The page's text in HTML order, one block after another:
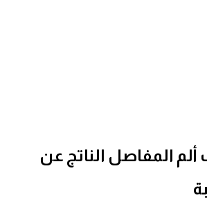
ألم المفاصل الناتج عن